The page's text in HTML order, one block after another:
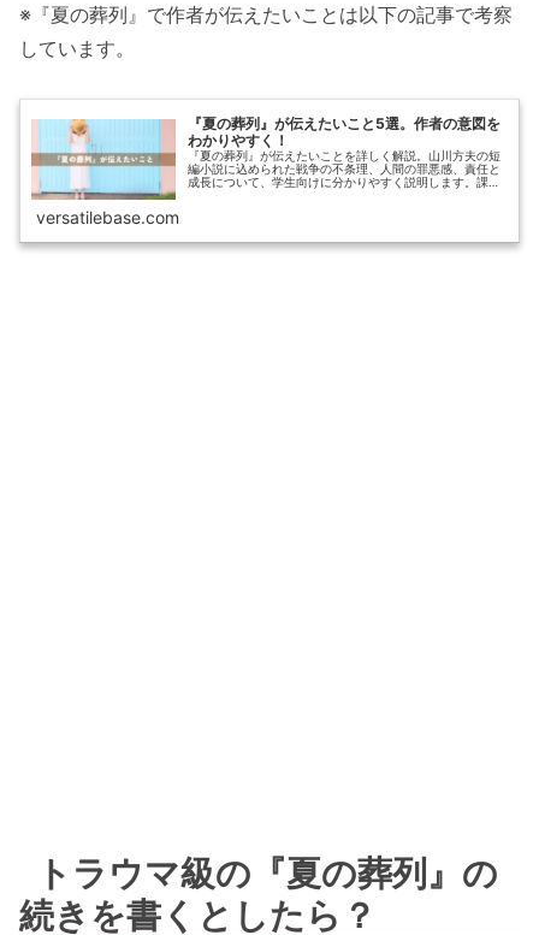
※『夏の葬列』で作者が伝えたいことは以下の記事で考察
しています。
『夏の葬列』が伝えたいこと5選。作者の意図を
わかりやすく！
『夏の葬列』が伝えたいことを詳しく解説。山川方夫の短
編小説に込められた戦争の不条理、人間の罪悪感、責任と
成長について、学生向けに分かりやすく説明します。課題
versatilebase.com
トラウマ級の『夏の葬列』の
続きを書くとしたら？